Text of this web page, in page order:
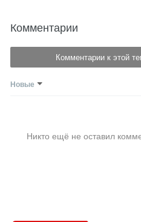
Комментарии
Комментарии к этой
Новые
Никто ещё не оставил